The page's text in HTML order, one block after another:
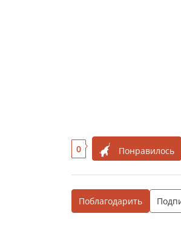
0 Понравилось
Поблагодарить